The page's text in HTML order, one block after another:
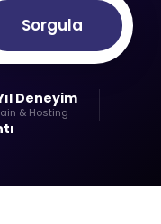
Sorgula
Deneyim
& Hosting